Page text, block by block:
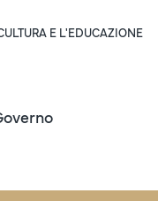
E L'EDUCAZIONE